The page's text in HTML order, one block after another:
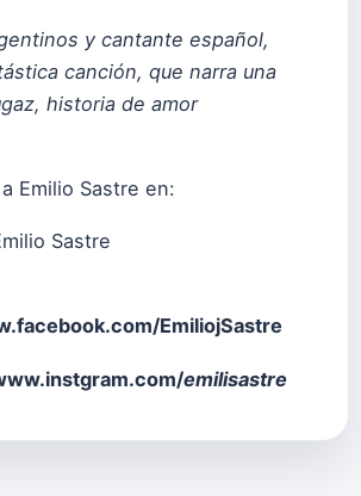
y cantante español,
canción, que narra una
historia de amor
Emilio Sastre en:
Sastre
EmiliojSastre
emilisastre